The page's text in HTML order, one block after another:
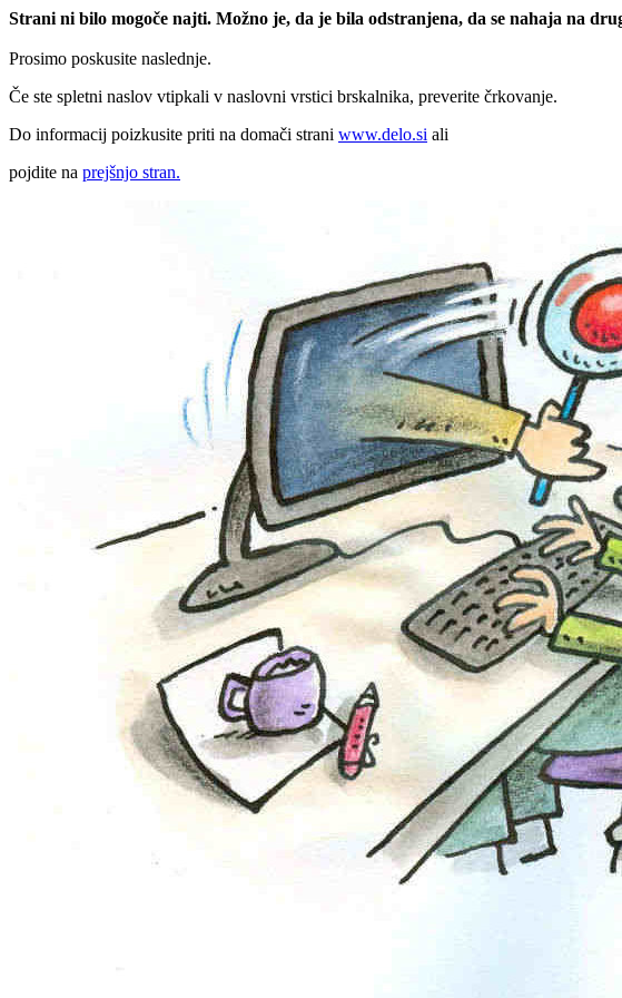
Strani ni bilo mogoče najti. Možno je, da je bila odstranjena, da se nahaja na
Prosimo poskusite naslednje.
Če ste spletni naslov vtipkali v naslovni vrstici brskalnika, preverite črkovanje.
Do informacij poizkusite priti na domači strani www.delo.si ali
pojdite na prejšnjo stran.